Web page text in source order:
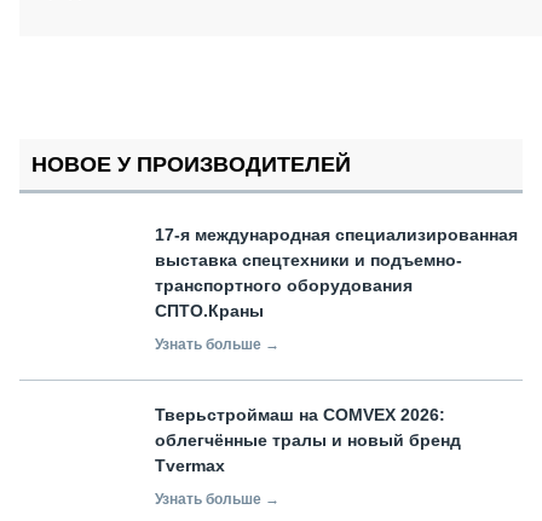
НОВОЕ У ПРОИЗВОДИТЕЛЕЙ
17-я международная специализированная
выставка спецтехники и подъемно-
транспортного оборудования
СПТО.Краны
Узнать больше →
Тверьстроймаш на COMVEX 2026:
облегчённые тралы и новый бренд
Tvermax
Узнать больше →